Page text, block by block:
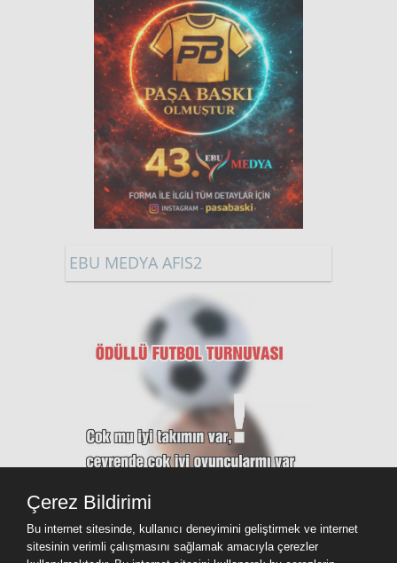
EBU MEDYA AFIS2
Çerez Bildirimi
Bu internet sitesinde, kullanıcı deneyimini geliştirmek ve internet
sitesinin verimli çalışmasını sağlamak amacıyla çerezler